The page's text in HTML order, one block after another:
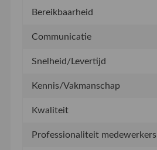
Bereikbaarheid
Communicatie
Snelheid/Levertijd
Kennis/Vakmanschap
Kwaliteit
Professionaliteit medewerkers